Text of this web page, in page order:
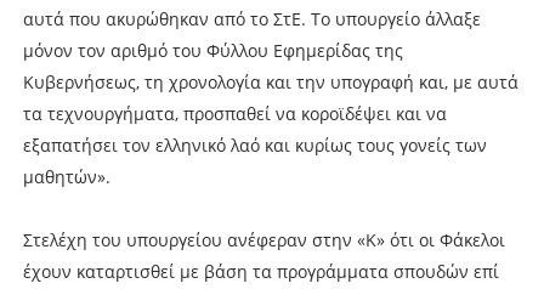
αυτά που ακυρώθηκαν από το ΣτΕ. Το υπουργείο άλλαξε
μόνον τον αριθμό του Φύλλου Εφημερίδας της
Κυβερνήσεως, τη χρονολογία και την υπογραφή και, με αυτά
τα τεχνουργήματα, προσπαθεί να κοροϊδέψει και να
εξαπατήσει τον ελληνικό λαό και κυρίως τους γονείς των
μαθητών».
Στελέχη του υπουργείου ανέφεραν στην «Κ» ότι οι Φάκελοι
έχουν καταρτισθεί με βάση τα προγράμματα σπουδών επί